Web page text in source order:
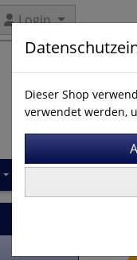
Login
Dieser Shop
verwendet werden,